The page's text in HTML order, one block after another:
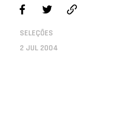
SELEÇÕES
2 JUL 2004